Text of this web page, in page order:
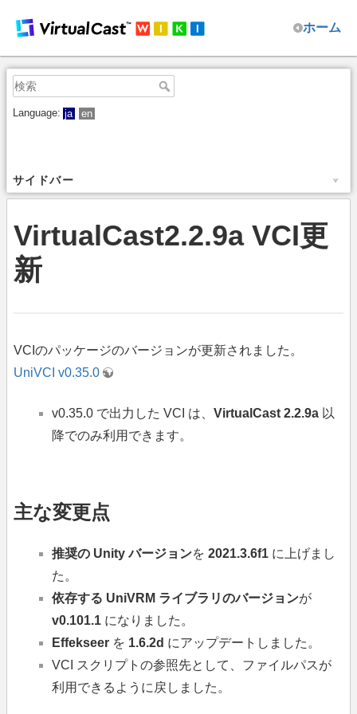
ホーム
Language: ja en
サイドバー
VirtualCast2.2.9a VCI更
新
VCIのパッケージのバージョンが更新されました。
UniVCI v0.35.0
v0.35.0 で出力した VCI は、 VirtualCast 2.2.9a 以
降でのみ利用できます。
主な変更点
推奨の Unity バージョンを 2021.3.6f1 に上げまし
た。
依存する UniVRM ライブラリのバージョンが
v0.101.1 になりました。
Effekseer を 1.6.2d にアップデートしました。
VCI スクリプトの参照先として、ファイルパスが
利用できるように戻しました。